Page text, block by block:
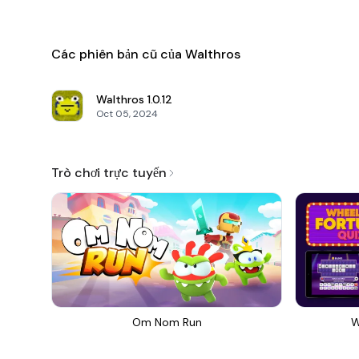
Các phiên bản cũ của Walthros
Walthros 1.0.12
Oct 05, 2024
Trò chơi trực tuyến
Om Nom Run